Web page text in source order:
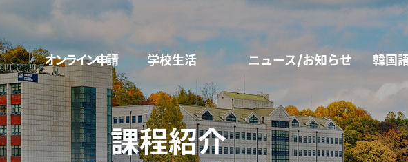
オンライン申請 学校生活 ニュース/お知らせ 韓国
課程紹介